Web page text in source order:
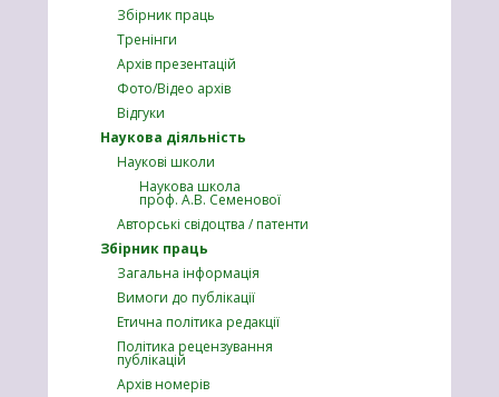
Збірник праць
Тренінги
Архів презентацій
Фото/Відео архів
Відгуки
Наукова діяльність
Наукові школи
Наукова школа
проф. А.В. Семенової
Авторські свідоцтва / патенти
Збірник праць
Загальна інформація
Вимоги до публікації
Етична політика редакції
Політика рецензування
публікацій
Архів номерів